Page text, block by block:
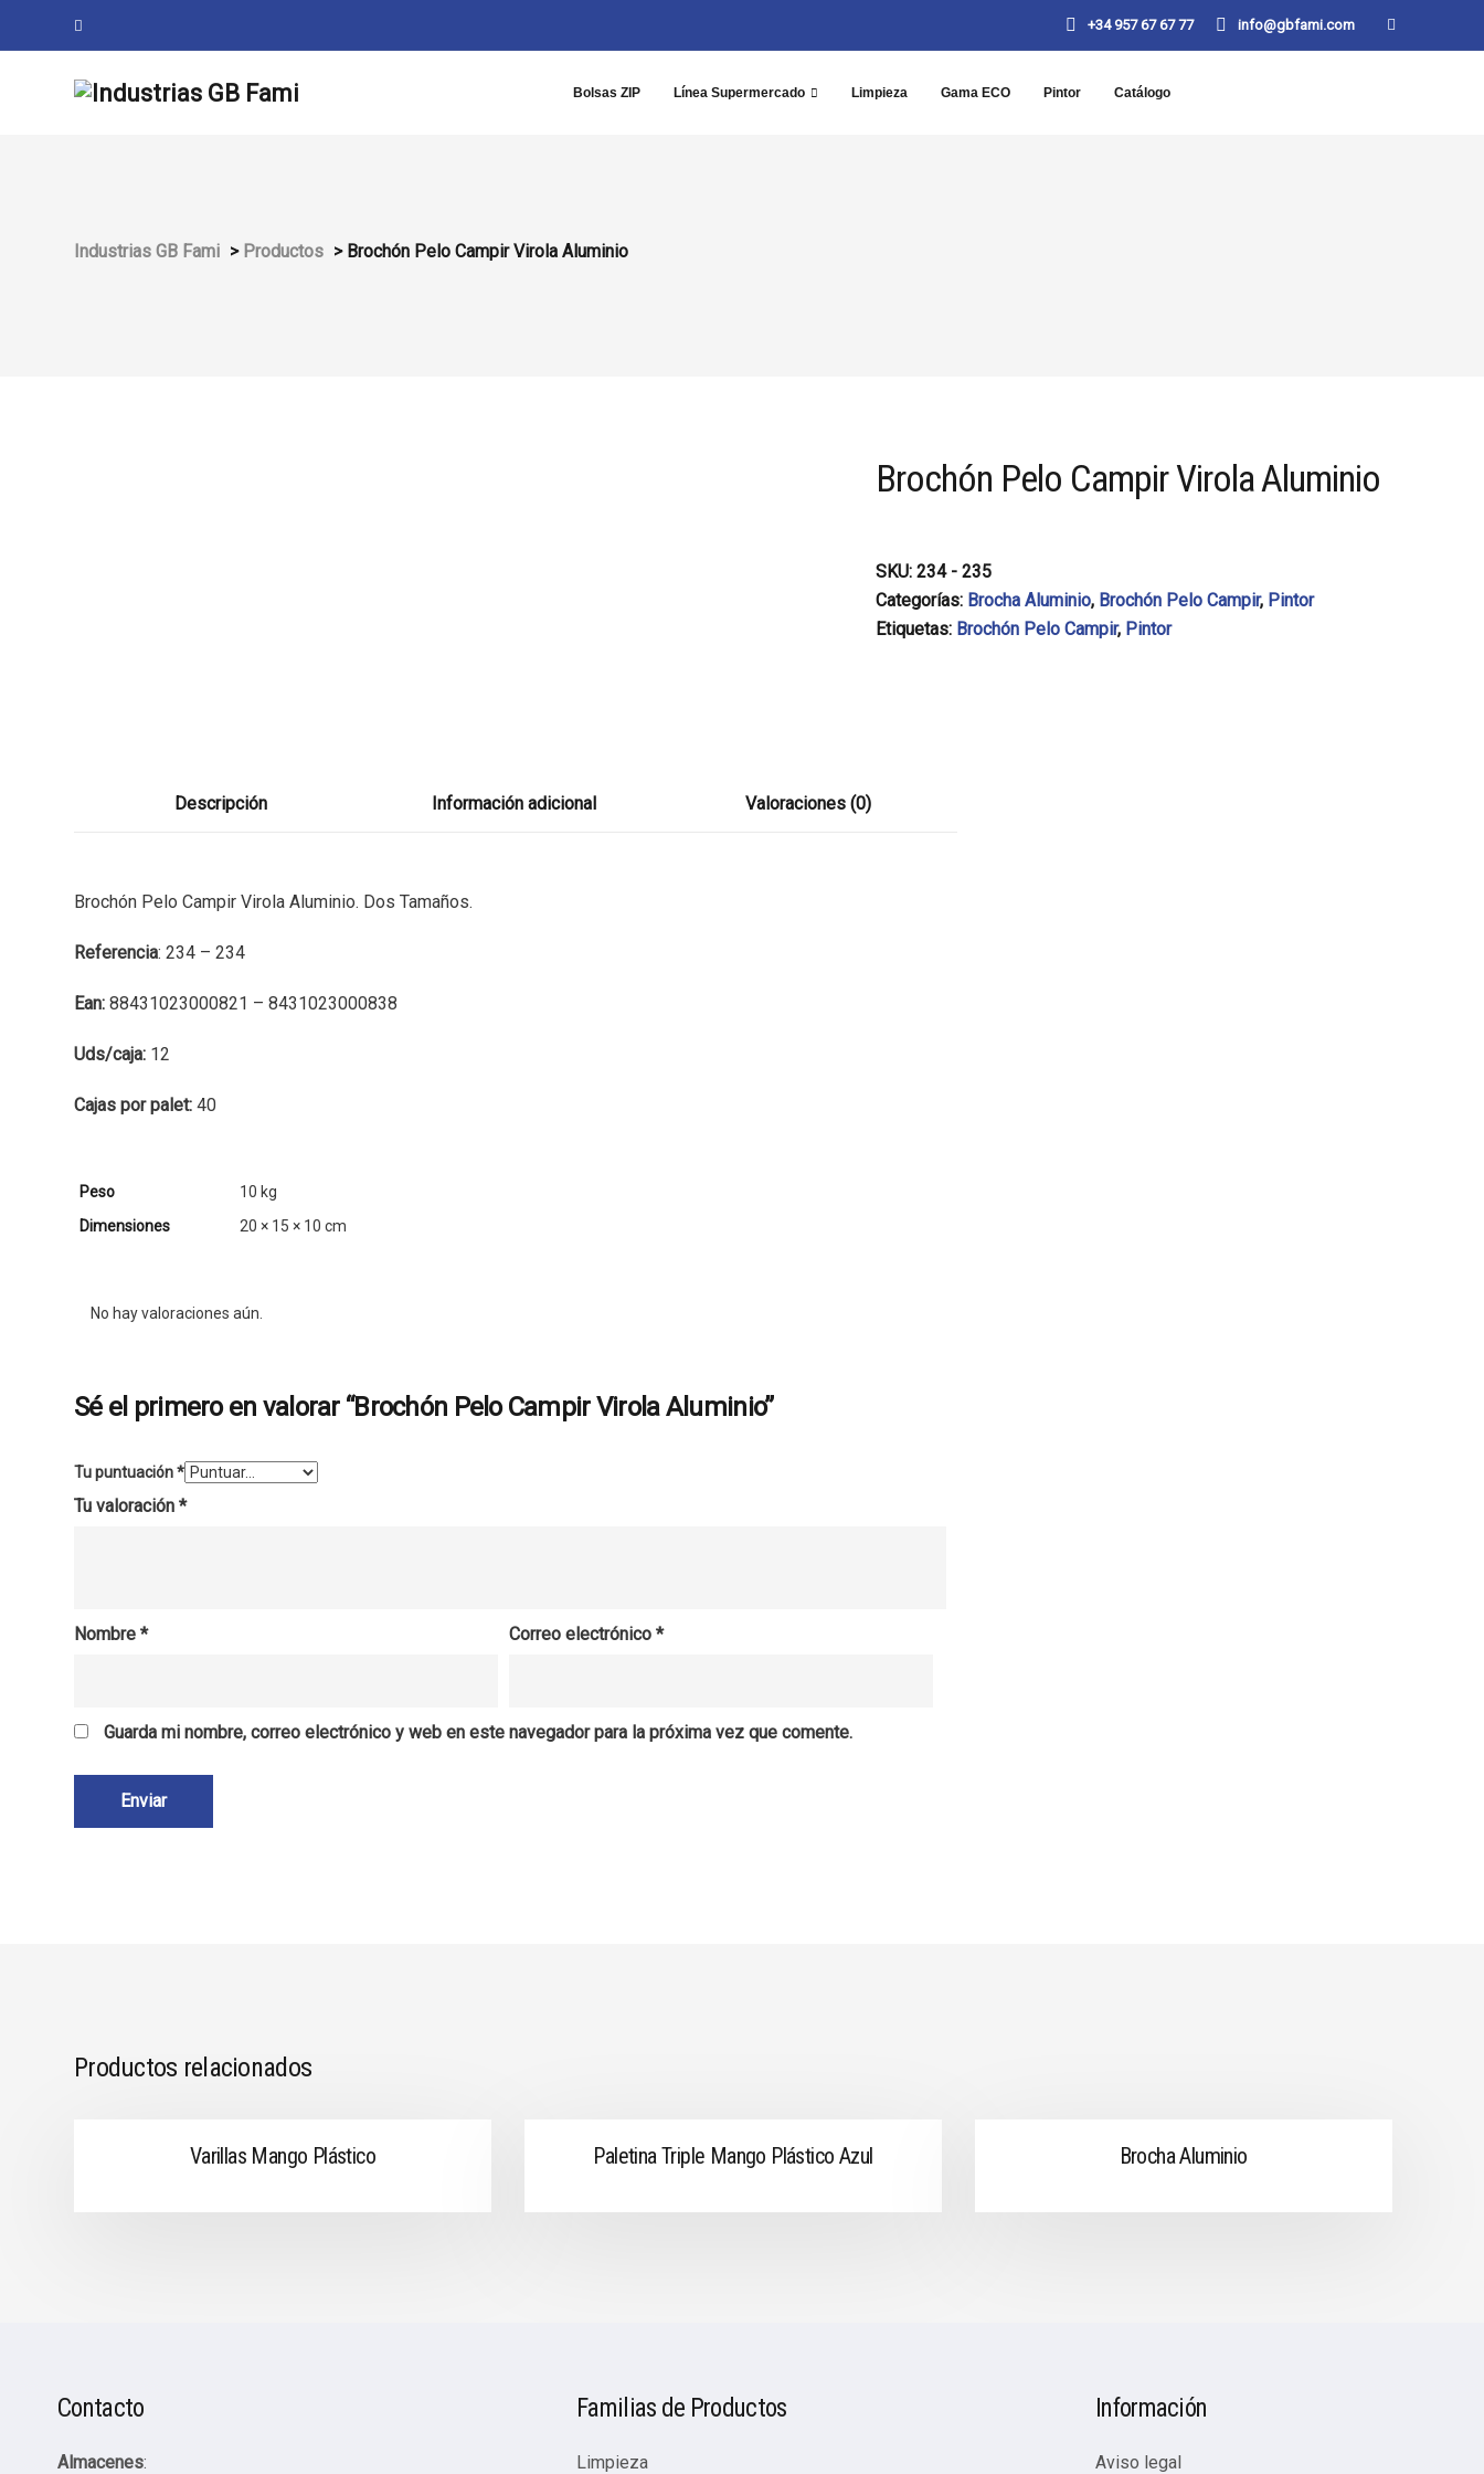
+34 957 67 67 77 info@gbfami.com
Bolsas ZIP Línea Supermercado Limpieza Gama ECO Pintor Catálogo
Industrias GB Fami > Productos > Brochón Pelo Campir Virola Aluminio
Brochón Pelo Campir Virola Aluminio
SKU: 234 - 235
Categorías: Brocha Aluminio, Brochón Pelo Campir, Pintor
Etiquetas: Brochón Pelo Campir, Pintor
Descripción Información adicional Valoraciones (0)
Brochón Pelo Campir Virola Aluminio. Dos Tamaños.
Referencia: 234 – 234
Ean: 88431023000821 – 8431023000838
Uds/caja: 12
Cajas por palet: 40
Peso
10 kg
Dimensiones
20 × 15 × 10 cm
No hay valoraciones aún.
Sé el primero en valorar “Brochón Pelo Campir Virola Aluminio”
Tu puntuación*
Tu valoración *
Nombre * Correo electrónico *
Guarda mi nombre, correo electrónico y web en este navegador para la próxima vez que comente.
Productos relacionados
Varillas Mango Plástico Paletina Triple Mango Plástico Azul Brocha Aluminio
Contacto
Almacenes:
Familias de Productos
Limpieza
Información
Aviso legal